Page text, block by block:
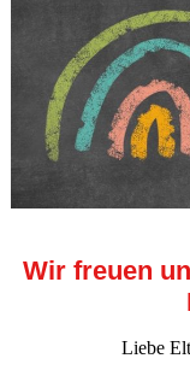
Wir freuen
Liebe